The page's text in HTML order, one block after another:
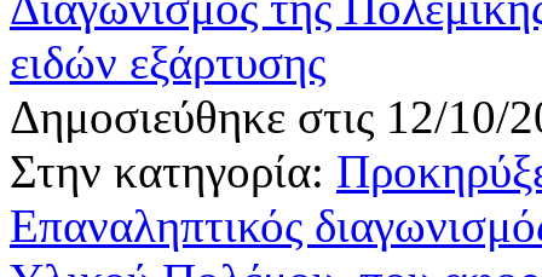
ειδών εξάρτυσης
Δημοσιεύθηκε στις 12/10/
Στην κατηγορία:
Επαναληπτικός